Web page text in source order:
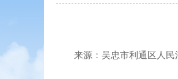
来源：吴忠市利通区人